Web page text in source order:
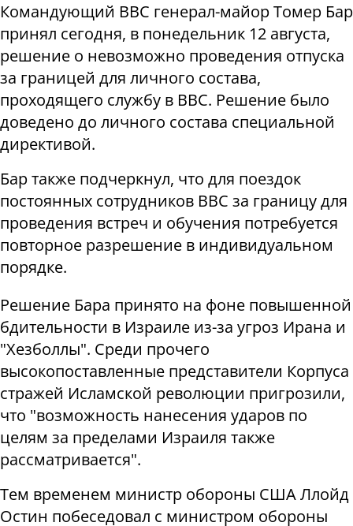
Командующий ВВС генерал-майор Томер Бар
принял сегодня, в понедельник 12 августа,
решение о невозможно проведения отпуска
за границей для личного состава,
проходящего службу в ВВС. Решение было
доведено до личного состава специальной
директивой.
Бар также подчеркнул, что для поездок
постоянных сотрудников ВВС за границу для
проведения встреч и обучения потребуется
повторное разрешение в индивидуальном
порядке.
Решение Бара принято на фоне повышенной
бдительности в Израиле из-за угроз Ирана и
"Хезболлы". Среди прочего
высокопоставленные представители Корпуса
стражей Исламской революции пригрозили,
что "возможность нанесения ударов по
целям за пределами Израиля также
рассматривается".
Тем временем министр обороны США Ллойд
Остин побеседовал с министром обороны